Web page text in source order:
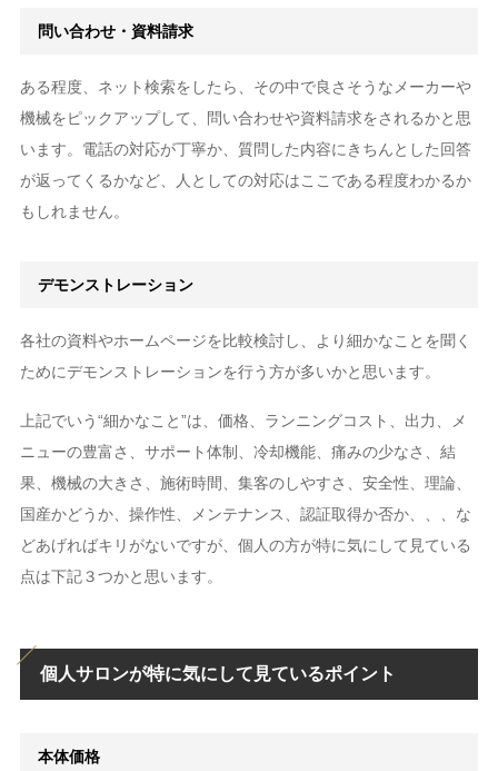
問い合わせ・資料請求
ある程度、ネット検索をしたら、その中で良さそうなメーカーや
機械をピックアップして、問い合わせや資料請求をされるかと思
います。電話の対応が丁寧か、質問した内容にきちんとした回答
が返ってくるかなど、人としての対応はここである程度わかるか
もしれません。
デモンストレーション
各社の資料やホームページを比較検討し、より細かなことを聞く
ためにデモンストレーションを行う方が多いかと思います。
上記でいう“細かなこと”は、価格、ランニングコスト、出力、メ
ニューの豊富さ、サポート体制、冷却機能、痛みの少なさ、結
果、機械の大きさ、施術時間、集客のしやすさ、安全性、理論、
国産かどうか、操作性、メンテナンス、認証取得か否か、、、な
どあげればキリがないですが、個人の方が特に気にして見ている
点は下記３つかと思います。
個人サロンが特に気にして見ているポイント
本体価格